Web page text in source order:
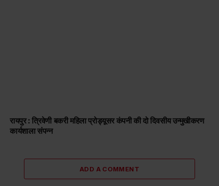
रायपुर : त्रिवेणी बकरी महिला प्रोड्यूसर कंपनी की दो दिवसीय उन्मुखीकरण
कार्यशाला संपन्न
ADD A COMMENT